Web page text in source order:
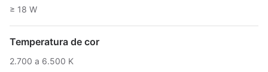
≥ 18 W
Temperatura de cor
2.700 a 6.500 K